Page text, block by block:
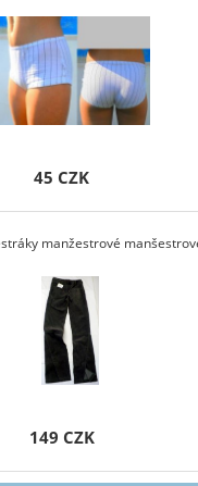
45 CZK
manžestrové
149 CZK